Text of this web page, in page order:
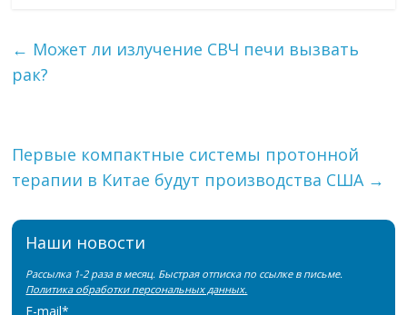
← Может ли излучение СВЧ печи вызвать
рак?
Первые компактные системы протонной
терапии в Китае будут производства США →
Наши новости
Рассылка 1-2 раза в месяц. Быстрая отписка по ссылке в письме.
Политика обработки персональных данных.
E-mail*